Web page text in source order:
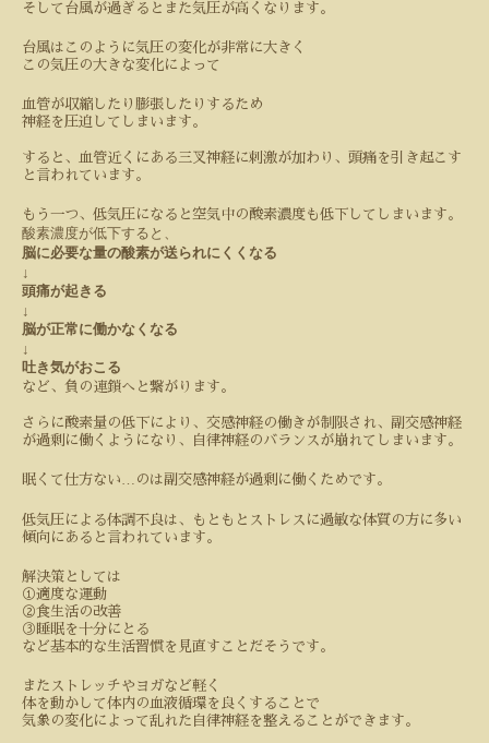
そして台風が過ぎるとまた気圧が高くなります。
台風はこのように気圧の変化が非常に大きく
この気圧の大きな変化によって
血管が収縮したり膨張したりするため
神経を圧迫してしまいます。
すると、血管近くにある三叉神経に刺激が加わり、頭痛を引き起こす
と言われています。
もう一つ、低気圧になると空気中の酸素濃度も低下してしまいます。
酸素濃度が低下すると、
脳に必要な量の酸素が送られにくくなる
↓
頭痛が起きる
↓
脳が正常に働かなくなる
↓
吐き気がおこる
など、負の連鎖へと繋がります。
さらに酸素量の低下により、交感神経の働きが制限され、副交感神経
が過剰に働くようになり、自律神経のバランスが崩れてしまいます。
眠くて仕方ない のは副交感神経が過剰に働くためです。
低気圧による体調不良は、もともとストレスに過敏な体質の方に多い
傾向にあると言われています。
解決策としては
①適度な運動
②食生活の改善
③睡眠を十分にとる
など基本的な生活習慣を見直すことだそうです。
またストレッチやヨガなど軽く
体を動かして体内の血液循環を良くすることで
気象の変化によって乱れた自律神経を整えることができます。